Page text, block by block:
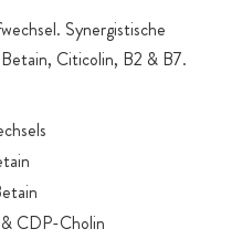
Synergistische
Citicolin, B2 & B7.
CDP-Cholin